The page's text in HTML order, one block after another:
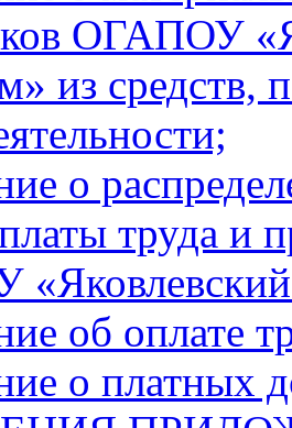
ОГАПОУ
из
о
труда и
об оплате
о платных